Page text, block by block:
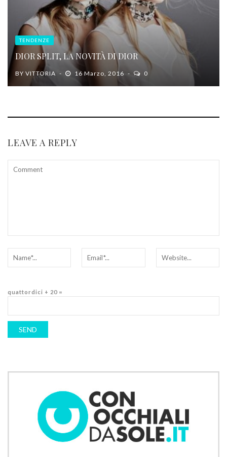
TENDENZE
DIOR SPLIT, LA NOVITÀ DI DIOR
BY VITTORIA 16 Marzo, 2016 0
LEAVE A REPLY
quattordici + 20 =